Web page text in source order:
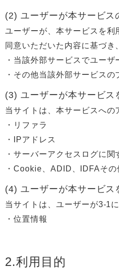
(2) ユーザーが本サービス
ユーザーが、本サービスを
同意いただいた内容に基づき
・当該外部サービスでユーザ
・その他当該外部サービス
(3) ユーザーが本サービス
当サイトは、本サービスへの
・リファラ
・IPアドレス
・サーバーアクセスログに関
・Cookie、ADID、IDFAその
(4) ユーザーが本サービス
当サイトは、ユーザーが3-1
・位置情報
2.利用目的